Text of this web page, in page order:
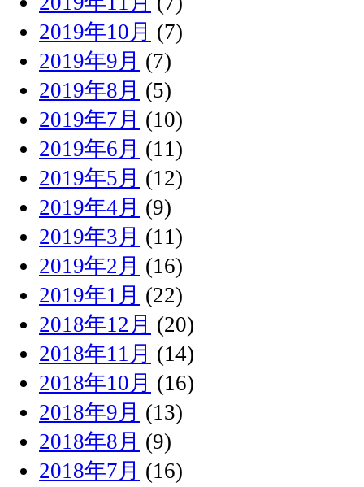
2019年10月 (7)
2019年9月 (7)
2019年8月 (5)
2019年7月 (10)
2019年6月 (11)
2019年5月 (12)
2019年4月 (9)
2019年3月 (11)
2019年2月 (16)
2019年1月 (22)
2018年12月 (20)
2018年11月 (14)
2018年10月 (16)
2018年9月 (13)
2018年8月 (9)
2018年7月 (16)